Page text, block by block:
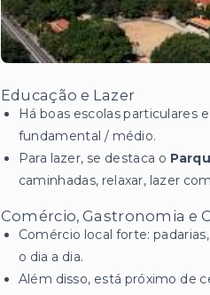
Educação e Lazer
Há boas escolas particulares
fundamental / médio.
Para lazer, se destaca o
caminhadas, relaxar, lazer
Comércio, Gastronomia e
Comércio local forte:
o dia a dia.
Além disso, está próximo de